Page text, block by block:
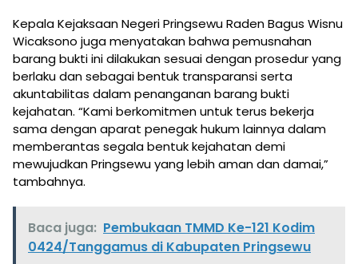
Kepala Kejaksaan Negeri Pringsewu Raden Bagus Wisnu
Wicaksono juga menyatakan bahwa pemusnahan
barang bukti ini dilakukan sesuai dengan prosedur yang
berlaku dan sebagai bentuk transparansi serta
akuntabilitas dalam penanganan barang bukti
kejahatan. “Kami berkomitmen untuk terus bekerja
sama dengan aparat penegak hukum lainnya dalam
memberantas segala bentuk kejahatan demi
mewujudkan Pringsewu yang lebih aman dan damai,”
tambahnya.
Baca juga: Pembukaan TMMD Ke-121 Kodim
0424/Tanggamus di Kabupaten Pringsewu